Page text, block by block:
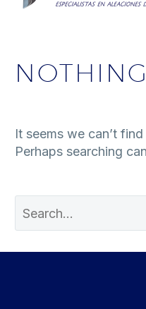
NOTHING
It seems we can’t
Perhaps searching